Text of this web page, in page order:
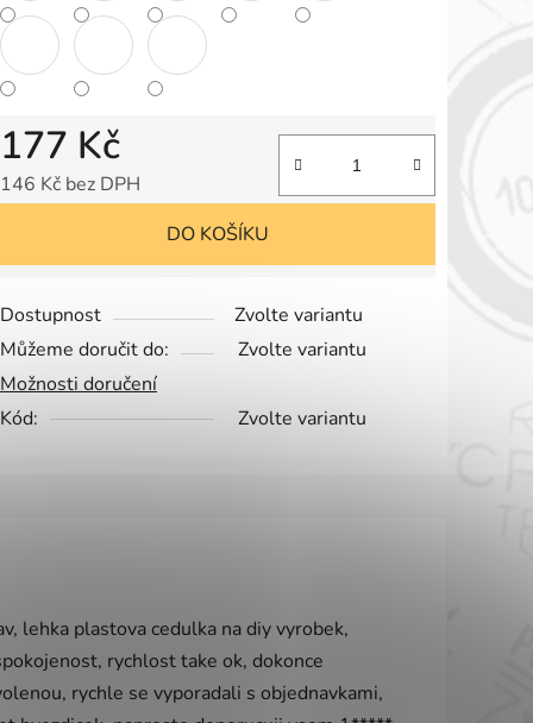
177 Kč
146 Kč bez DPH
DO KOŠÍKU
Dostupnost
Zvolte variantu
Můžeme doručit do:
Zvolte variantu
Možnosti doručení
Kód:
Zvolte variantu
lehka plastova cedulka na diy vyrobek,
rychlost take ok, dokonce
rychle se vyporadali s objednavkami,